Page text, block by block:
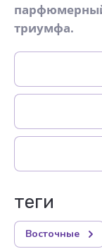
парфюмерный
триумфа.
теги
Восточные